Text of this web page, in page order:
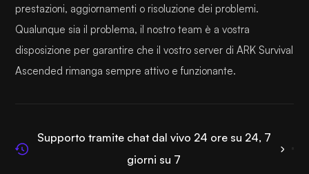
prestazioni, aggiornamenti o risoluzione dei problemi.
Qualunque sia il problema, il nostro team è a vostra
disposizione per garantire che il vostro server di ARK Survival
Ascended rimanga sempre attivo e funzionante.
Supporto tramite chat dal vivo 24 ore su 24, 7
giorni su 7